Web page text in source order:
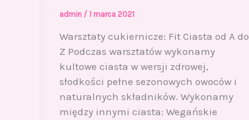
admin / 1 marca 2021
Warsztaty cukiernicze: Fit Ciasta od A do
Z Podczas warsztatów wykonamy
kultowe ciasta w wersji zdrowej,
słodkości pełne sezonowych owoców i
naturalnych składników. Wykonamy
między innymi ciasta: Wegańskie